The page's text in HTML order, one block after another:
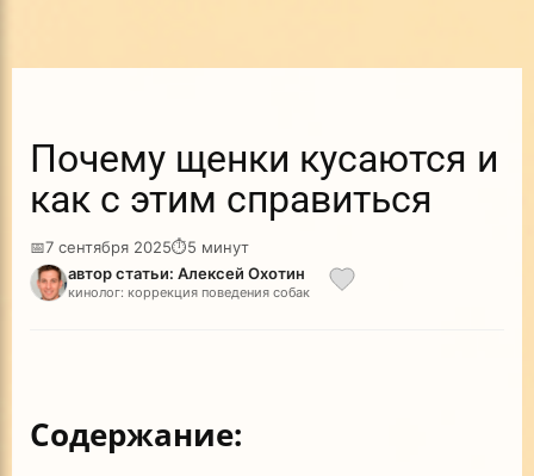
Почему щенки кусаются и
как с этим справиться
📅7 сентября 2025⏱5 минут
автор статьи: Алексей Охотин
кинолог: коррекция поведения собак
Содержание: